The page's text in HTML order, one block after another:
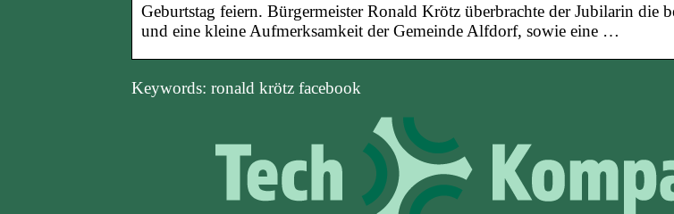
Geburtstag feiern. Bürgermeister Ronald Krötz überbrachte der Jubilarin die
und eine kleine Aufmerksamkeit der Gemeinde Alfdorf, sowie eine …
Keywords: ronald krötz facebook